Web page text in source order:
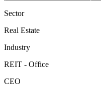
Sector
Real Estate
Industry
REIT - Office
CEO